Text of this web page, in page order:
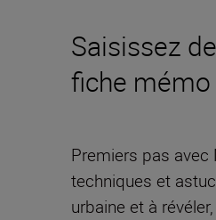
Saisissez
fiche
Premiers pas
techniques et
urbaine et à